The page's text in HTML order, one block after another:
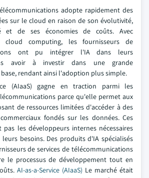
adopte rapidement des
sur le cloud en raison de son évolutivité,
et de ses économies de coûts. Avec
cloud computing, les fournisseurs de
ont pu intégrer l'IA dans leurs
avoir à investir dans une grande
rendant ainsi l'adoption plus simple.
(AIaaS) gagne en traction parmi les
parce qu'elle permet aux
de ressources limitées d'accéder à des
fondés sur les données. Ces
les développeurs internes nécessaires
besoins. Des produits d'IA spécialisés
de services de télécommunications
le processus de développement tout en
AI-as-a-Service (AIaaS) Le marché était